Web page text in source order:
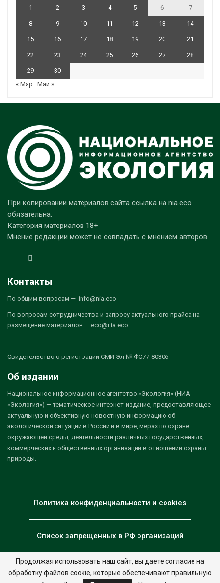
1 2 3 4 5 6 7
8 9 10 11 12 13 14
15 16 17 18 19 20 21
22 23 24 25 26 27 28
29
30
« Мар
Май »
При копировании материалов сайта ссылка на nia.eco
обязательна.
Категория материалов 18+
Мнение редакции может не совпадать с мнением авторов.
Контакты
По общим вопросам — info@nia.eco
По вопросам сотрудничества и запросу актуального прайса на
размещение материалов — eco@nia.eco
Свидетельство о регистрации СМИ Эл № ФС77-80306
Об издании
Национальное информационное агентство «Экология» (НИА
«Экология») — тематическое интернет-издание, предоставляющее
актуальную и объективную новостную информацию об
экологической ситуации в России и в мире, мерах по охране
окружающей среды, деятельности различных государственных,
коммерческих и общественных организаций в отношении охраны
природы.
Политика конфиденциальности и cookies
Список запрещенных в РФ организаций
© 2026 - НИА "Экология". Все права защищены. Дизайн:nia.eco
Продолжая использовать наш сайт, вы даете согласие на
обработку файлов cookie, которые обеспечивают правильную